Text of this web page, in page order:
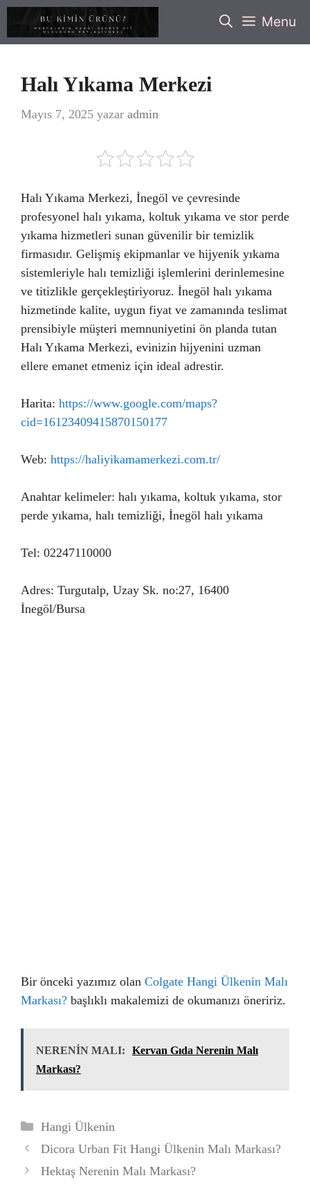
İçeriğe
Menu
Halı Yıkama Merkezi
Mayıs 7, 2025 yazar admin
Halı Yıkama Merkezi, İnegöl ve çevresinde
profesyonel halı yıkama, koltuk yıkama ve stor perde
yıkama hizmetleri sunan güvenilir bir temizlik
firmasıdır. Gelişmiş ekipmanlar ve hijyenik yıkama
sistemleriyle halı temizliği işlemlerini derinlemesine
ve titizlikle gerçekleştiriyoruz. İnegöl halı yıkama
hizmetinde kalite, uygun fiyat ve zamanında teslimat
prensibiyle müşteri memnuniyetini ön planda tutan
Halı Yıkama Merkezi, evinizin hijyenini uzman
ellere emanet etmeniz için ideal adrestir.
Harita: https://www.google.com/maps?
cid=16123409415870150177
Web: https://haliyikamamerkezi.com.tr/
Anahtar kelimeler: halı yıkama, koltuk yıkama, stor
perde yıkama, halı temizliği, İnegöl halı yıkama
Tel: 02247110000
Adres: Turgutalp, Uzay Sk. no:27, 16400
İnegöl/Bursa
Bir önceki yazımız olan Colgate Hangi Ülkenin Malı
Markası? başlıklı makalemizi de okumanızı öneririz.
NERENİN MALI:
Kervan Gıda Nerenin Malı
Markası?
Kategoriler
Hangi Ülkenin
Dicora Urban Fit Hangi Ülkenin Malı Markası?
Hektaş Nerenin Malı Markası?